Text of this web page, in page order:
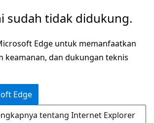
sudah tidak didukung.
Edge untuk memanfaatkan
keamanan, dan dukungan teknis
Edge
tentang Internet Explorer